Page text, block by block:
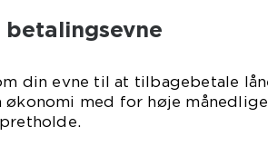
din evne til at tilbagebetale
økonomi med for høje